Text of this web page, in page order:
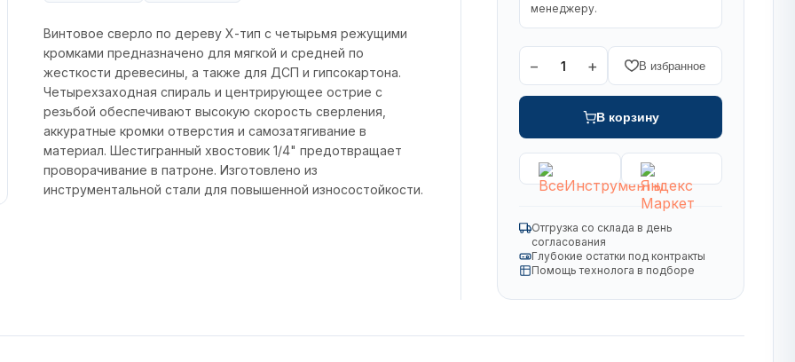
Винтовое сверло по дереву Х-тип с четырьмя режущими
кромками предназначено для мягкой и средней по
жесткости древесины, а также для ДСП и гипсокартона.
Четырехзаходная спираль и центрирующее острие с
резьбой обеспечивают высокую скорость сверления,
аккуратные кромки отверстия и самозатягивание в
материал. Шестигранный хвостовик 1/4" предотвращает
проворачивание в патроне. Изготовлено из
инструментальной стали для повышенной износостойкости.
менеджеру.
− 1 + В избранное
В корзину
Отгрузка со склада в день
согласования
Глубокие остатки под контракты
Помощь технолога в подборе